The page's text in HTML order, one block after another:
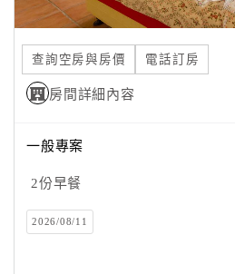
紅
利
查
訂
房
Q&A
查詢空房與房價 電話訂房
房間詳細內容
一般專案
2份早餐
2026/08/11